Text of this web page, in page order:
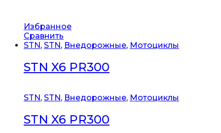
Избранное
Сравнить
STN, STN, Внедорожные, Мотоциклы
STN X6 PR300
STN , STN , Внедорожные, Мотоциклы
STN X6 PR300